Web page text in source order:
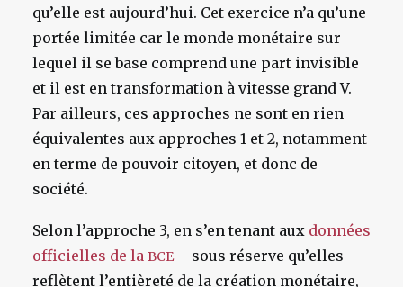
qu’elle est aujourd’hui. Cet exercice n’a qu’une
portée limitée car le monde monétaire sur
lequel il se base comprend une part invisible
et il est en transformation à vitesse grand V.
Par ailleurs, ces approches ne sont en rien
équivalentes aux approches 1 et 2, notamment
en terme de pouvoir citoyen, et donc de
société.
Selon l’approche 3, en s’en tenant aux données
officielles de la BCE– sous réserve qu’elles
reflètent l’entièreté de la création monétaire,